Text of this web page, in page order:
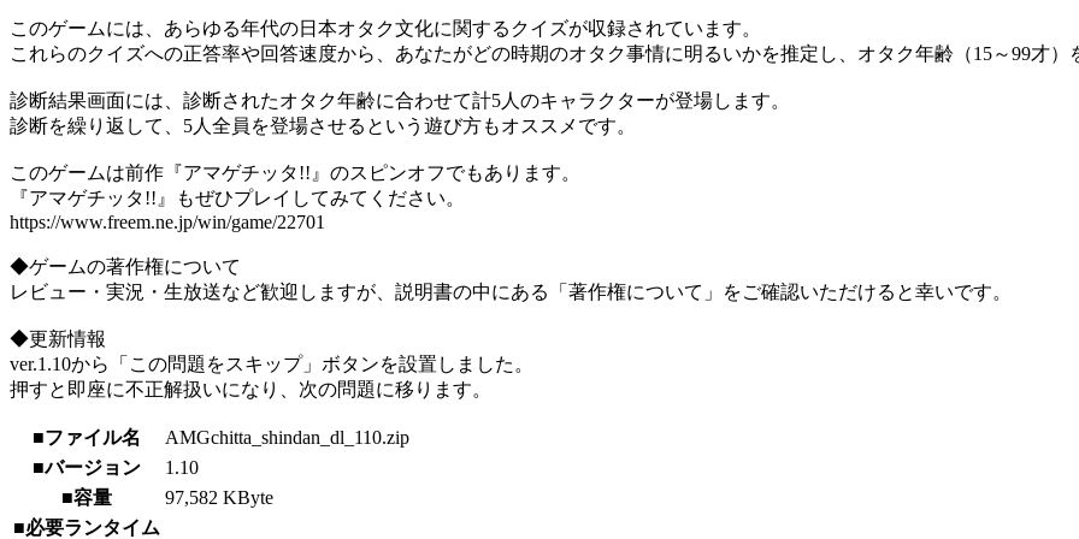
このゲームには、あらゆる年代の日本オタク文化に関するクイズが収録されています。
これらのクイズへの正答率や回答速度から、あなたがどの時期のオタク事情に明るいかを推定し、オタク年齢（15～99才）
診断結果画面には、診断されたオタク年齢に合わせて計5人のキャラクターが登場します。
診断を繰り返して、5人全員を登場させるという遊び方もオススメです。
このゲームは前作『アマゲチッタ!!』のスピンオフでもあります。
『アマゲチッタ!!』もぜひプレイしてみてください。
https://www.freem.ne.jp/win/game/22701
◆ゲームの著作権について
レビュー・実況・生放送など歓迎しますが、説明書の中にある「著作権について」をご確認いただけると幸いです。
◆更新情報
ver.1.10から「この問題をスキップ」ボタンを設置しました。
押すと即座に不正解扱いになり、次の問題に移ります。
■ファイル名
AMGchitta_shindan_dl_110.zip
■バージョン
1.10
■容量
97,582 KByte
■必要ランタイム